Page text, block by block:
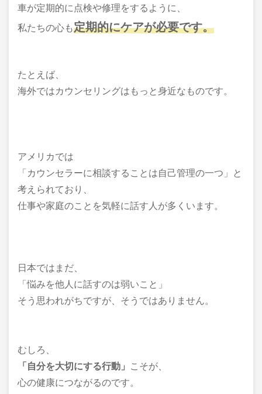
車が定期的に点検や修理をするように、
私たちの心も定期的にケアが必要です。
たとえば、
海外ではカウンセリングはもっと身近なものです。
アメリカでは
「カウンセラーに相談することは自己管理の一つ」と
考えられており、
仕事や家庭のことを気軽に話す人が多くいます。
日本ではまだ、
「悩みを他人に話すのは弱いこと」
そう思われがちですが、そうではありません。
むしろ、
「自分を大切にする行動」
こそが、
心の健康につながるのです。